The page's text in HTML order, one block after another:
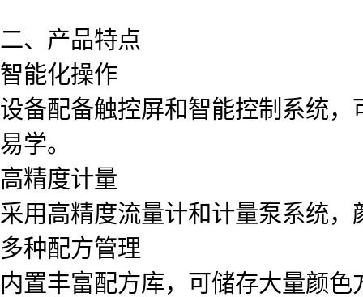
二、产品特点
智能化操作
设备配备触控屏和智能控制系统
易学。
高精度计量
采用高精度流量计和计量泵系统
多种配方管理
内置丰富配方库，可储存大量颜